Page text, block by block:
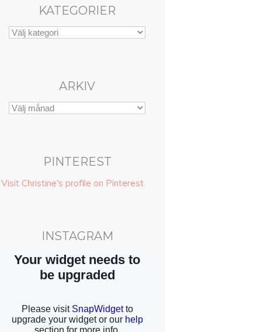
KATEGORIER
ARKIV
PINTEREST
Visit Christine's profile on Pinterest.
INSTAGRAM